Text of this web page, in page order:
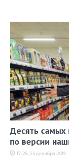
Десять самых
по версии
17:26, 25 декабря 2019